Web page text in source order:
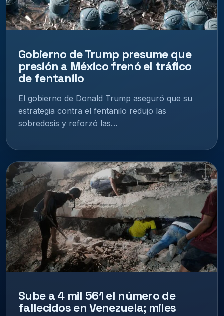
Gobierno de Trump presume que
presión a México frenó el tráfico
de fentanilo
El gobierno de Donald Trump aseguró que su
estrategia contra el fentanilo redujo las
sobredosis y reforzó las…
Sube a 4 mil 561 el número de
fallecidos en Venezuela; miles